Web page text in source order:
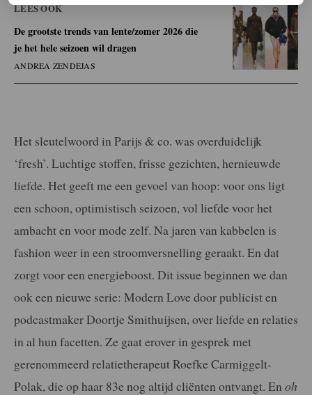
LEES OOK
De grootste trends van lente/zomer 2026 die
je het hele seizoen wil dragen
ANDREA ZENDEJAS
Het sleutelwoord in Parijs & co. was overduidelijk
‘fresh’. Luchtige stoffen, frisse gezichten, hernieuwde
liefde. Het geeft me een gevoel van hoop: voor ons ligt
een schoon, optimistisch seizoen, vol liefde voor het
ambacht en voor mode zelf. Na jaren van kabbelen is
fashion weer in een stroomversnelling geraakt. En dat
zorgt voor een energieboost. Dit issue beginnen we dan
ook een nieuwe serie: Modern Love door publicist en
podcastmaker Doortje Smithuijsen, over liefde en relaties
in al hun facetten. Ze gaat erover in gesprek met
gerenommeerd relatietherapeut Roefke Carmiggelt-
Polak, die op haar 83e nog altijd cliënten ontvangt. En oh